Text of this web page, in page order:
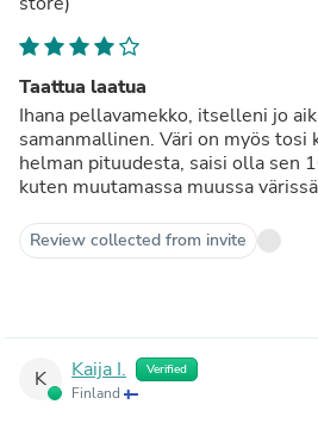
Taattua laatua
Ihana pellavamekko, itselleni jo
samanmallinen. Väri on myös tosi
helman pituudesta, saisi olla sen
kuten muutamassa muussa
Review collected from invite
K Kaija I. Verified
Finland